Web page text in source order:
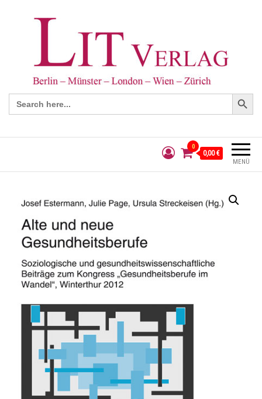
Search
for:
Search Button
MENÜ
0
0,00 €